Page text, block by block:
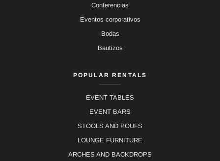
Conferencias
Eventos corporativos
Bodas
Bautizos
POPULAR RENTALS
EVENT TABLES
EVENT BARS
STOOLS AND POUFS
LOUNGE FURNITURE
ARCHES AND BACKDROPS